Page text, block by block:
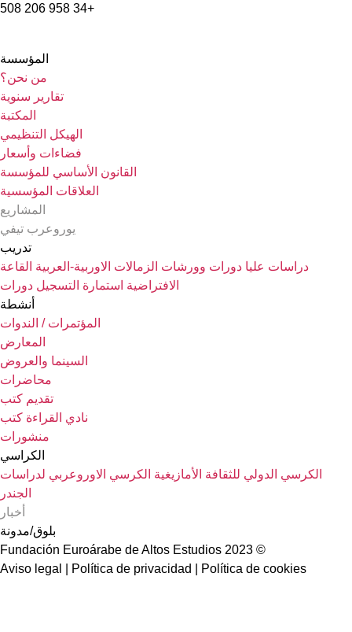
المؤسسة
من نحن؟
تقارير سنوية
المكتبة
الهيكل التنظيمي
فضاءات وأسعار
القانون الأساسي للمؤسسة
العلاقات المؤسسية
المشاريع
يوروعرب تيفي
تدريب
دراسات عليا دورات وورشات الزمالات الاوربية-العربية القاعة
الافتراضية استمارة التسجيل دورات
أنشطة
المؤتمرات / الندوات
المعارض
السينما والعروض
محاضرات
تقديم كتب
نادي القراءة كتب
منشورات
الكراسي
الكرسي الدولي للثقافة الأمازيغية الكرسي الاوروعربي لدراسات
الجندر
أخبار
بلوق/مدونة
© 2023 Fundación Euroárabe de Altos Estudios
Aviso legal | Política de privacidad | Política de cookies